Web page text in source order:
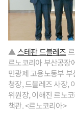
▲스테판 드블레즈
르노코리아 부산공장
민광제 고용노동부
청장, 드블레즈 사장,
위원장, 이해진 르노
책관. <르노코리아>